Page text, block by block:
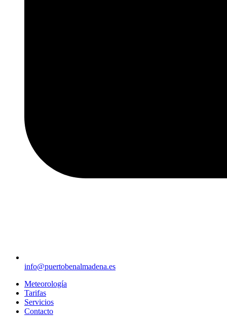
info@puertobenalmadena.es
Meteorología
Tarifas
Servicios
Contacto